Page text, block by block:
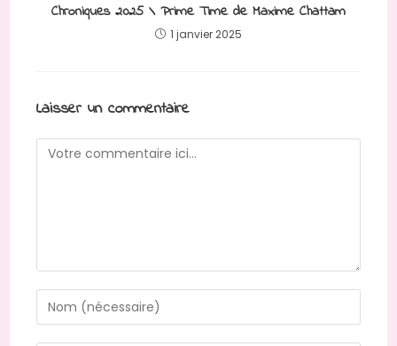
Chroniques 2025 \ Prime Time de Maxime Chattam
1 janvier 2025
Laisser un commentaire